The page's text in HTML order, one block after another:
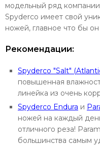
модельный ряд компании
Spyderco имеет свой
ножей, главное что бы
Рекомендации:
Spyderco "Salt"
повышенная
линейка из очень
Spyderco Endura и
ножей на каждый
отличного реза!
большинства самым